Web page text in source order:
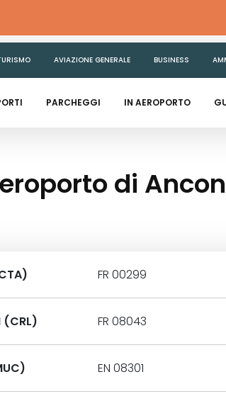
AVIAZIONE GENERALE BUSINESS
PARCHEGGI IN AEROPORTO
di
FR 00299
(CRL) FR 08043
EN 08301